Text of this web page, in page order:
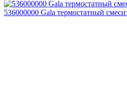
536000000 Gala термостатный